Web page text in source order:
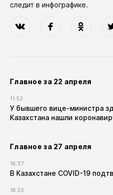
следит в инфографике.
Главное за 22 апреля
11:52
У бывшего вице-министра
Казахстана нашли
Главное за 27 апреля
16:37
В Казахстане COVID-19
18:20